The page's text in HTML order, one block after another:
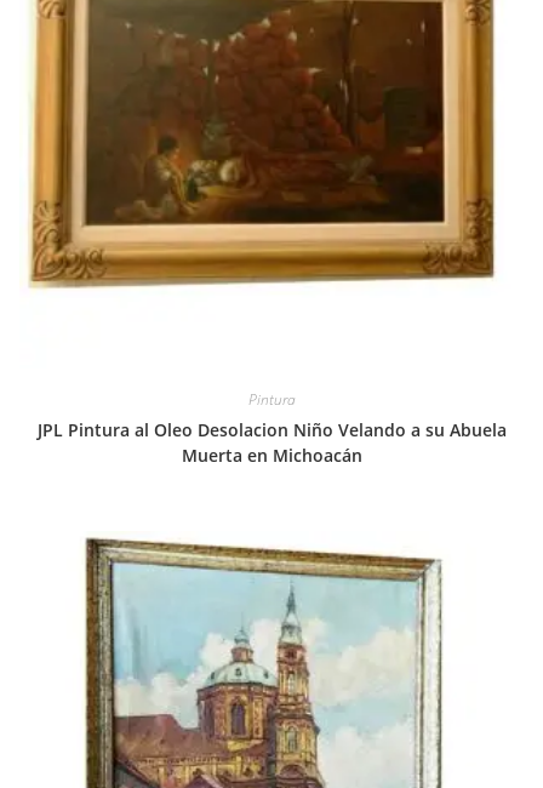
Pintura
JPL Pintura al Oleo Desolacion Niño Velando a su Abuela
Muerta en Michoacán